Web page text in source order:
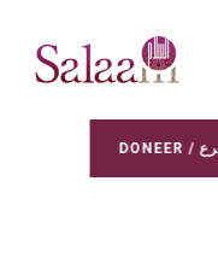
DONEER / تبرع